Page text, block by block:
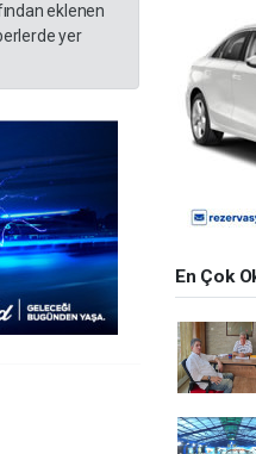
eklenen
yer
En Çok